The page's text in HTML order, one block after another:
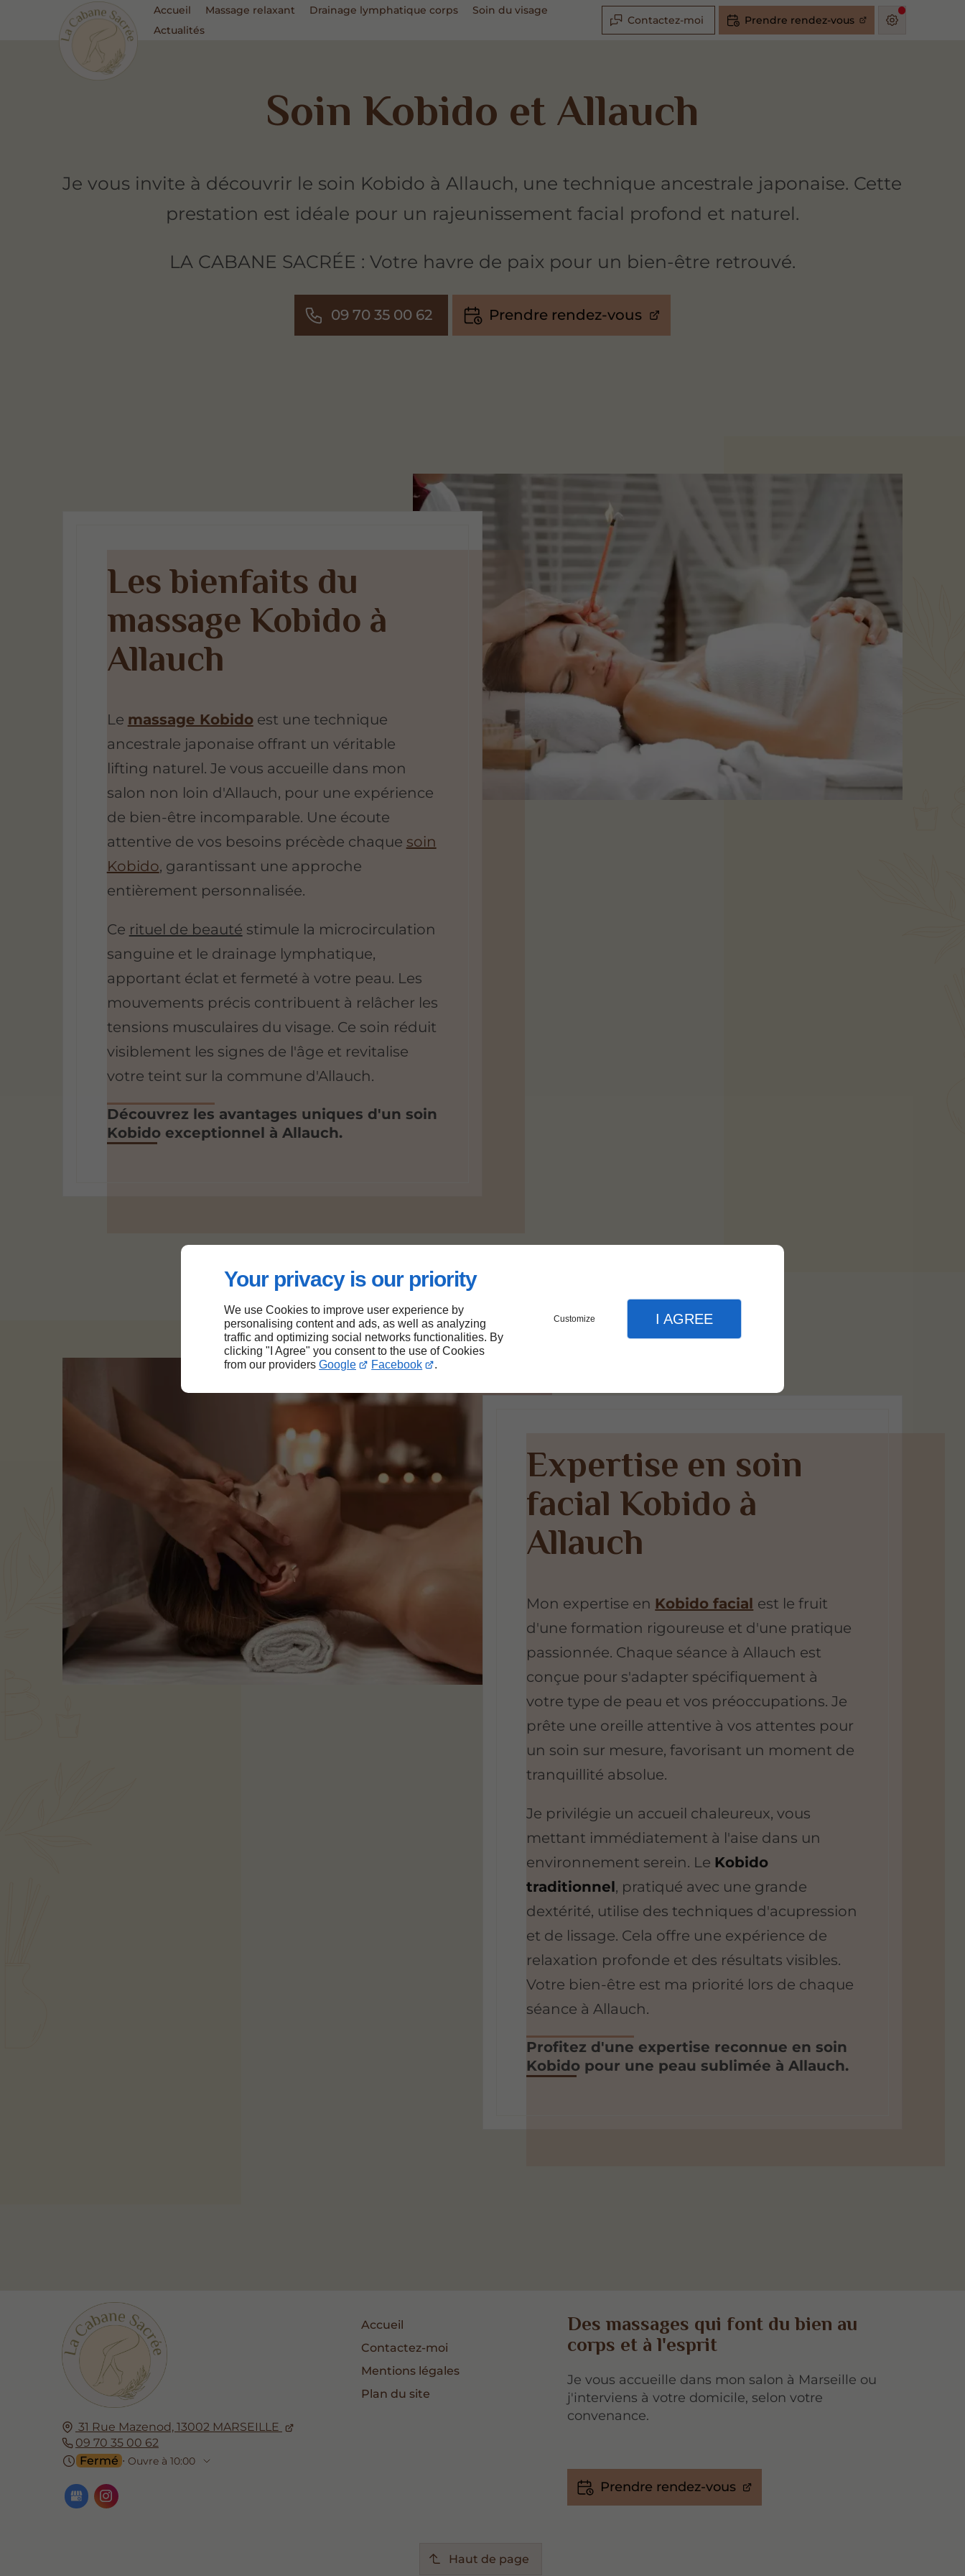
Your privacy is our priority
We use Cookies to improve user experience by
personalising content and ads, as well as analyzing
traffic and optimizing social networks functionalities. By
clicking "I Agree" you consent to the use of Cookies
from our providers Google Facebook .
Customize I AGREE
Accueil Massage relaxant Drainage lymphatique corps
Soin du visage
Actualités
Contactez-moi Prendre rendez-vous
Soin Kobido et Allauch
Je vous invite à découvrir le soin Kobido à Allauch, une technique ancestrale japonaise. Cette
prestation est idéale pour un rajeunissement facial profond et naturel.
LA CABANE SACRÉE : Votre havre de paix pour un bien-être retrouvé.
09 70 35 00 62 Prendre rendez-vous
Les bienfaits du
massage Kobido à
Allauch
Le massage Kobidoest une technique
ancestrale japonaise offrant un véritable
lifting naturel. Je vous accueille dans mon
salon non loin d'Allauch, pour une expérience
de bien-être incomparable. Une écoute
attentive de vos besoins précède chaque soin
Kobido, garantissant une approche
entièrement personnalisée.
Ce rituel de beauté stimule la microcirculation
sanguine et le drainage lymphatique,
apportant éclat et fermeté à votre peau. Les
mouvements précis contribuent à relâcher les
tensions musculaires du visage. Ce soin réduit
visiblement les signes de l'âge et revitalise
votre teint sur la commune d'Allauch.
Découvrez les avantages uniques d'un soin
Kobido exceptionnel à Allauch.
Expertise en soin
facial Kobido à
Allauch
Mon expertise en Kobido facial est le fruit
d'une formation rigoureuse et d'une pratique
passionnée. Chaque séance à Allauch est
conçue pour s'adapter spécifiquement à
votre type de peau et vos préoccupations. Je
prête une oreille attentive à vos attentes pour
un soin sur mesure, favorisant un moment de
tranquillité absolue.
Je privilégie un accueil chaleureux, vous
mettant immédiatement à l'aise dans un
environnement serein. Le Kobido
traditionnel, pratiqué avec une grande
dextérité, utilise des techniques d'acupression
et de lissage. Cela offre une expérience de
relaxation profonde et des résultats visibles.
Votre bien-être est ma priorité lors de chaque
séance à Allauch.
Profitez d'une expertise reconnue en soin
Kobido pour une peau sublimée à Allauch.
31 Rue Mazenod, 13002 MARSEILLE
09 70 35 00 62
Fermé ⋅ Ouvre à 10:00
Accueil
Contactez-moi
Mentions légales
Plan du site
Des massages qui font du bien au
corps et à l'esprit
Je vous accueille dans mon salon à Marseille ou
j'interviens à votre domicile, selon votre
convenance.
Prendre rendez-vous
Haut de page